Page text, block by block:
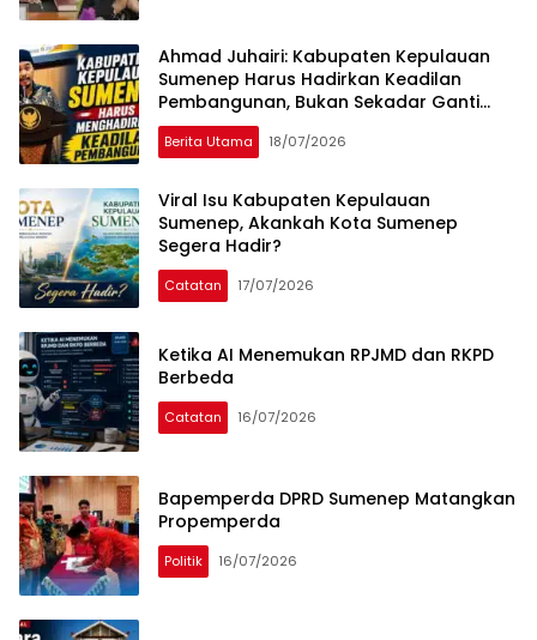
Ahmad Juhairi: Kabupaten Kepulauan
Sumenep Harus Hadirkan Keadilan
Pembangunan, Bukan Sekadar Ganti
Nama
Berita Utama 18/07/2026
Mata
Madura
Viral Isu Kabupaten Kepulauan
Sumenep, Akankah Kota Sumenep
Segera Hadir?
Catatan 17/07/2026
Ketika AI Menemukan RPJMD dan RKPD
Berbeda
Catatan 16/07/2026
Bapemperda DPRD Sumenep Matangkan
Propemperda
Politik 16/07/2026